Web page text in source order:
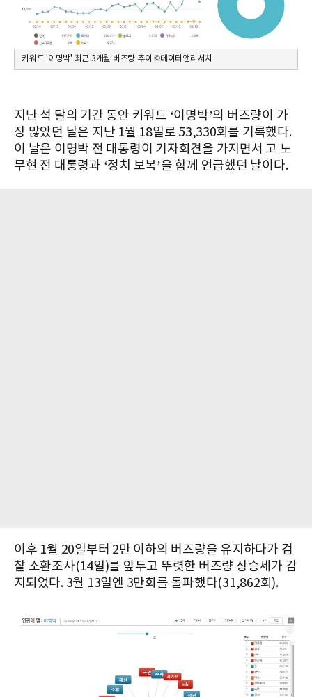
키워드 '이명박' 최근 3개월 버즈량 추이 ©데이터앤리서치
지난 석 달의 기간 동안 키워드 ‘이명박’의 버즈량이 가
장 많았던 날은 지난 1월 18일로 53,330회를 기록했다.
이 날은 이명박 전 대통령이 기자회견을 가지면서 고 노
무현 전 대통령과 ‘정치 보복’을 함께 언급했던 날이다.
이후 1월 20일부터 2만 이하의 버즈량을 유지하다가 검
찰 소환조사(14일)를 앞두고 뚜렷한 버즈량 상승세가 감
지되었다. 3월 13일엔 3만회를 돌파했다(31,862회).